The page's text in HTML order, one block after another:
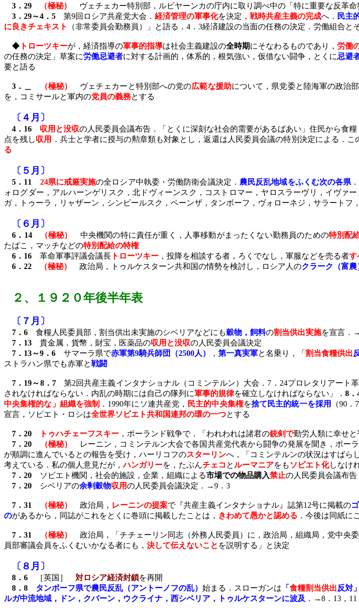
3 ． 29 （極秘） ヴェチェカー特別部，ルビヤーンカの庁内に取り調べ中の「特に重要な反革
3 ． 29～4 ． 5 第9回ロシア共産党大会． 経済管理の軍事化を決定， 戦時共産主義の完成へ． 民主
に良きチェキスト
（非常委員会勤務員）」と語る． 4 ． 3経済建設の当面の任務の決定．労働組合と
◆ トローツキーが，経済指導の軍事的指導は社会主義建設の全時期にそなわるものであり， 労働
の任務の決定」草案に労働忌避者に対する計画的，体系的，根気強い，仮借ない闘争，とくに忌避
要と語る
3 ．＿ （極秘） ヴェチェカーと特別部への党の広範な援助について，県党委と陸海軍の政治
を，コミサールと軍内の党員の義務とする
〔４月〕
4 ． 16 収用と没収の人民委員会議布告．「とくに深刻な社会的需要があるばあい」住民から食
点を残し収用 ．兵士と学者に授与の勲章類も対象とし，返還は人民委員会議の特別決定による．こ
る
〔５月〕
5 ． 11 24県に戒厳実施の全ロシア中執委・労働防衛会議決定． 農民反乱地域をふくむ次の各県
ォログダー，アルハーンゲリスク，北ドヴィーンスク，コストロマー，ヤロスラーヴリ，イヴァ
ガ，トゥーラ，リャザーン，シンビールスク，ペーンザ，タンボーフ，ヴォローネジ，サラートフ
〔６月〕
6 ． 14 （極秘） 中央機関の特に責任が重く，人事移動がまったくない勤務員のための特別配
たばこ，マッチなどの特別配給の特権
6 ． 16 革命軍事評議会議長 トローツキー ，投降を相談する者，ろくでなし，軍服などを売る者す
6 ． 22 （極秘） 政治局，トゥルケスターン共和国の情勢を検討し，ロシア人のクラーク（富農
２、 １９２０年後半年表
〔７月〕
7 ． 6 食糧人民委員部，割当供出未実施のシベリアなどにも穀物，飼料の割当供出実施を宣言．→
7 ． 13 貴金属，貨幣，財宝，医薬品の収用と没収の人民委員会議決定
7 ． 13～9 ． 6 サマーラ県で赤軍第9騎兵師団（2500人） ， 第一真実軍と名乗り，「 割当食糧供出
ストラハン県でも赤軍と戦闘
7 ． 19～8． 7第2回共産主義インタナショナル（コミンテルン）大会． 7 ． 24プロレタリアート
されなければならない．内乱の時期には自己の隊列に軍事的規律を確立しなければならない」． 8 ．
中央集権的な」組織を強制 ． 1990年にソ連共産党， 民主的中央集権を捨て民主的統一を採用 （90 ． 7
宣言，ソビエト・ロシは全世界ソビエト共和国連邦の環の一つとする
7 ． 20 トゥハチェーフスキー ，ポーランド戦争で．「われわれは諸君の銃剣で勤労人類に幸せ
7 ．20 （極秘） レーニン，コミンテルン大会で各国共産党代表から闘争の発展を聞き，ポー
が順調に進んでいるとの報告を受け，ハーリコフのスターリンへ，「コミンテルンの状況はすばら
考えている．私の個人意見だが，ハンガリーを，たぶんチェコ と ルーマニアをも ソビエト化しなけ
7 ． 20 ソビエト機関，社会的施設，企業，組織による市場での物品購入禁止の人民委員会議布告
7 ． 20 シベリアの余剰穀物収用の人民委員会議決定．→9 ． 3
7 ．31 （極秘） 政治局， レーニンの提案で『共産主義インタナショナル』誌第12号に掲載の
のがあるから，同誌がこれをとくに巻頭に掲載したことは， きわめて愚かと認める ．今後は同紙に
7 ．31 （極秘） 政治局，「チチェーリン同志（外務人民委員）に，政治局，組織局，党中央
員部審議会員をふくむいかなる者にも， 決して伝えないこと を説明する」と決定
〔８月〕
8 ． 6 ［英国］ 対ロシア経済封鎖を再開
8 ． 8 タンボーフ県で農民反乱（アントーノフの乱） 始まる．スローガンは 「 食糧割当供出反対
ルガ中流地域，ドン，クバーン，ウクライナ，西シベリア，トゥルケスターンに波及 ．→8 ． 13 ， 11